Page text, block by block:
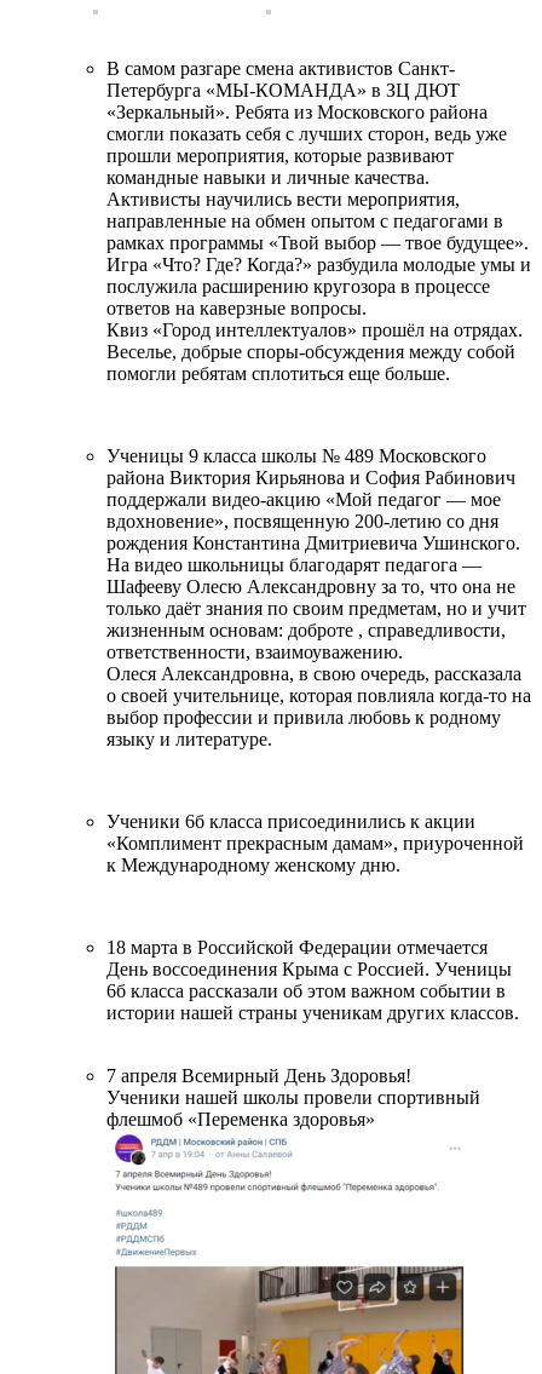
В самом разгаре смена активистов Санкт-
Петербурга «МЫ-КОМАНДА» в ЗЦ ДЮТ
«Зеркальный». Ребята из Московского района
смогли показать себя с лучших сторон, ведь уже
прошли мероприятия, которые развивают
командные навыки и личные качества.
Активисты научились вести мероприятия,
направленные на обмен опытом с педагогами в
рамках программы «Твой выбор — твое будущее».
Игра «Что? Где? Когда?» разбудила молодые умы и
послужила расширению кругозора в процессе
ответов на каверзные вопросы.
Квиз «Город интеллектуалов» прошёл на отрядах.
Веселье, добрые споры-обсуждения между собой
помогли ребятам сплотиться еще больше.
Ученицы 9 класса школы № 489 Московского
района Виктория Кирьянова и София Рабинович
поддержали видео-акцию «Мой педагог — мое
вдохновение», посвященную 200-летию со дня
рождения Константина Дмитриевича Ушинского.
На видео школьницы благодарят педагога —
Шафееву Олесю Александровну за то, что она не
только даёт знания по своим предметам, но и учит
жизненным основам: доброте , справедливости,
ответственности, взаимоуважению.
Олеся Александровна, в свою очередь, рассказала
о своей учительнице, которая повлияла когда-то на
выбор профессии и привила любовь к родному
языку и литературе.
Ученики 6б класса присоединились к акции
«Комплимент прекрасным дамам», приуроченной
к Международному женскому дню.
18 марта в Российской Федерации отмечается
День воссоединения Крыма с Россией. Ученицы
6б класса рассказали об этом важном событии в
истории нашей страны ученикам других классов.
7 апреля Всемирный День Здоровья!
Ученики нашей школы провели спортивный
флешмоб «Переменка здоровья»